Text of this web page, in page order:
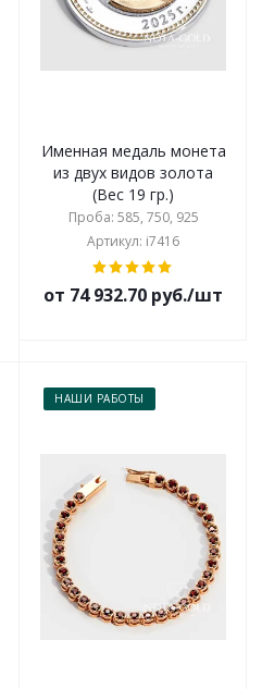
Именная медаль монета
из двух видов золота
(Вес 19 гр.)
Проба: 585, 750, 925
Артикул: i7416
от 74 932.70 руб./шт
НАШИ РАБОТЫ